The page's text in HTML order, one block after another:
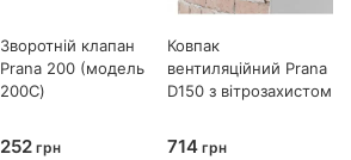
Зворотній клапан
Prana 200 (модель
200С)
252 грн
Ковпак
вентиляційний Prana
D150 з вітрозахистом
714грн